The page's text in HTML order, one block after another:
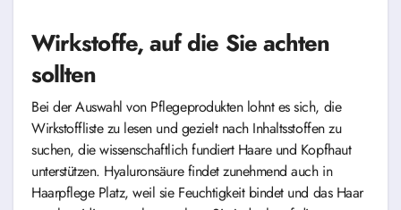
Wirkstoffe, auf die Sie achten
sollten
Bei der Auswahl von Pflegeprodukten lohnt es sich, die
Wirkstoffliste zu lesen und gezielt nach Inhaltsstoffen zu
suchen, die wissenschaftlich fundiert Haare und Kopfhaut
unterstützen. Hyaluronsäure findet zunehmend auch in
Haarpflege Platz, weil sie Feuchtigkeit bindet und das Haar